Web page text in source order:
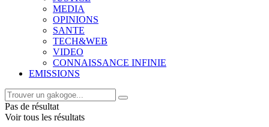
MEDIA
OPINIONS
SANTE
TECH&WEB
VIDEO
CONNAISSANCE INFINIE
EMISSIONS
Pas de résultat
Voir tous les résultats